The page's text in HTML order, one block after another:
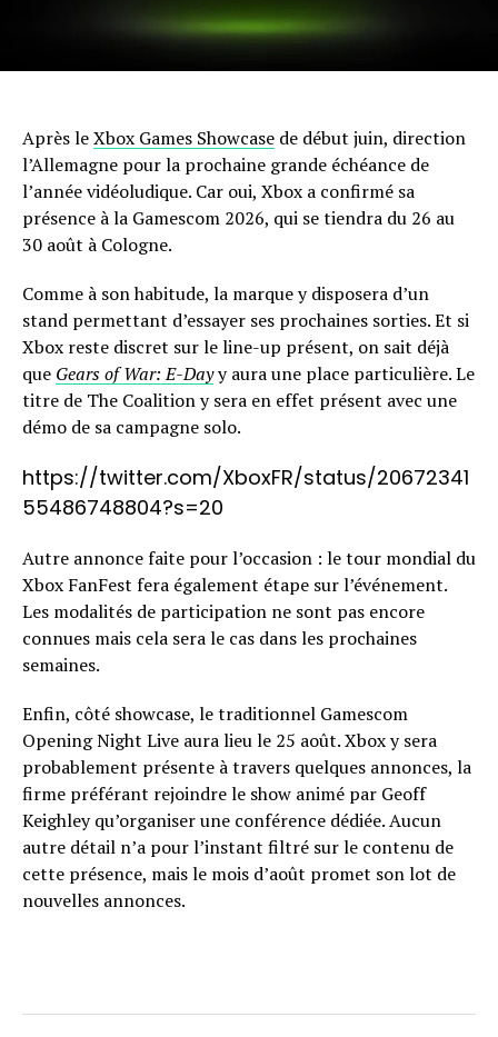
Après leXbox Games Showcase de début juin, direction
l’Allemagne pour la prochaine grande échéance de
l’année vidéoludique. Car oui, Xbox a confirmé sa
présence à la Gamescom 2026, qui se tiendra du 26 au
30 août à Cologne.
Comme à son habitude, la marque y disposera d’un
stand permettant d’essayer ses prochaines sorties. Et si
Xbox reste discret sur le line-up présent, on sait déjà
que Gears of War: E-Dayy aura une place particulière. Le
titre de The Coalition y sera en effet présent avec une
démo de sa campagne solo.
https://twitter.com/XboxFR/status/20672341
55486748804?s=20
Autre annonce faite pour l’occasion : le tour mondial du
Xbox FanFest fera également étape sur l’événement.
Les modalités de participation ne sont pas encore
connues mais cela sera le cas dans les prochaines
semaines.
Enfin, côté showcase, le traditionnel Gamescom
Opening Night Live aura lieu le 25 août. Xbox y sera
probablement présente à travers quelques annonces, la
firme préférant rejoindre le show animé par Geoff
Keighley qu’organiser une conférence dédiée. Aucun
autre détail n’a pour l’instant filtré sur le contenu de
cette présence, mais le mois d’août promet son lot de
nouvelles annonces.